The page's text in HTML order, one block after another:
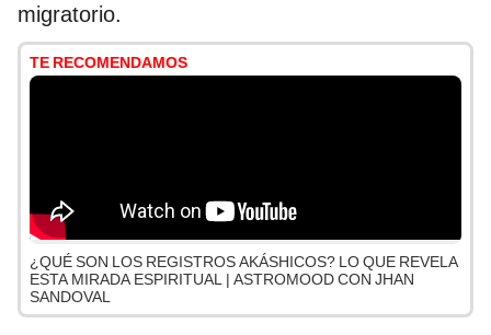
migratorio.
TE RECOMENDAMOS
¿QUÉ SON LOS REGISTROS AKÁSHICOS? LO QUE REVELA
ESTA MIRADA ESPIRITUAL | ASTROMOOD CON JHAN
SANDOVAL